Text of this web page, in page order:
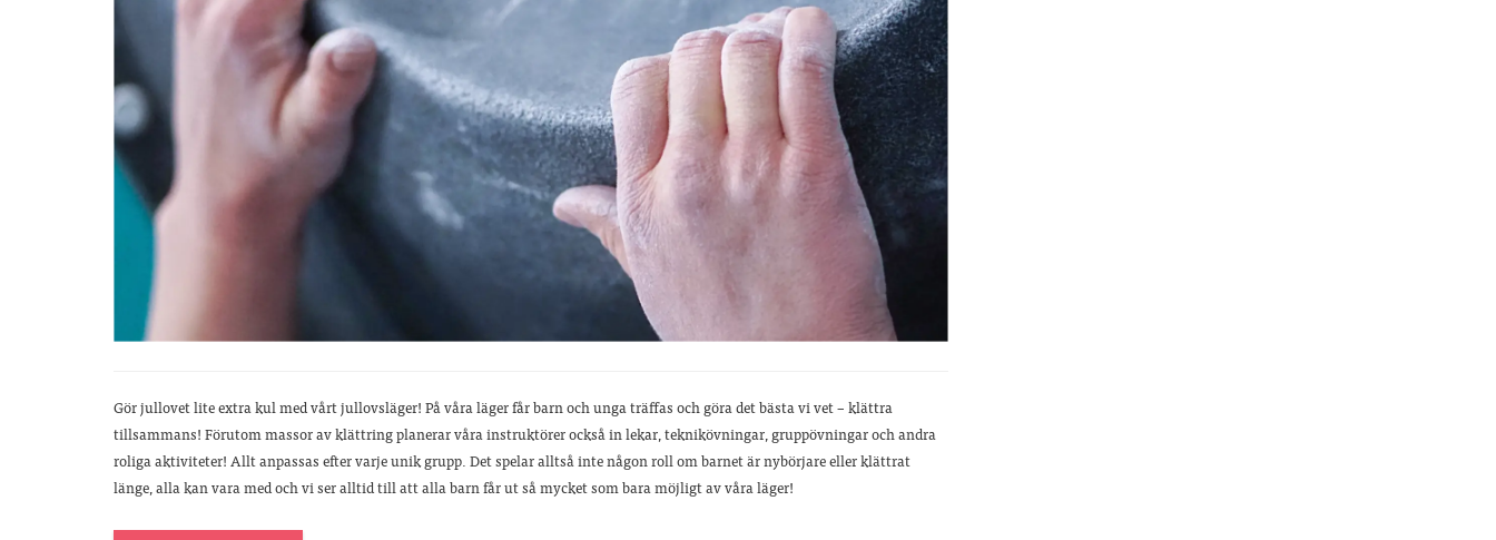
Gör jullovet lite extra kul med vårt jullovsläger! På våra läger får barn och unga träffas och göra det bästa vi vet – klättra
tillsammans! Förutom massor av klättring planerar våra instruktörer också in lekar, teknikövningar, gruppövningar och andra
roliga aktiviteter! Allt anpassas efter varje unik grupp. Det spelar alltså inte någon roll om barnet är nybörjare eller klättrat
länge, alla kan vara med och vi ser alltid till att alla barn får ut så mycket som bara möjligt av våra läger!